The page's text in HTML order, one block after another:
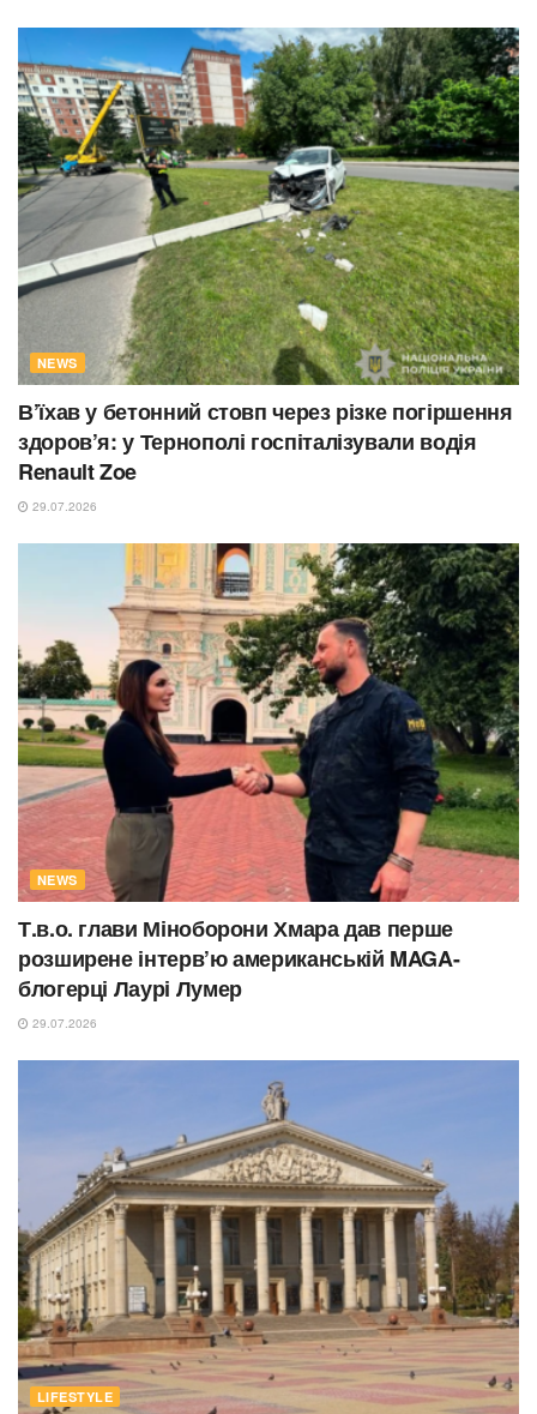
NEWS
В’їхав у бетонний стовп через різке погіршення
здоров’я: у Тернополі госпіталізували водія
Renault Zoe
29.07.2026
NEWS
Т.в.о. глави Міноборони Хмара дав перше
розширене інтерв’ю американській MAGA-
блогерці Лаурі Лумер
29.07.2026
LIFESTYLE